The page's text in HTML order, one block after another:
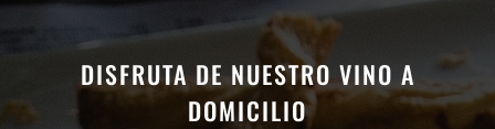
DISFRUTA DE NUESTRO VINO A
DOMICILIO